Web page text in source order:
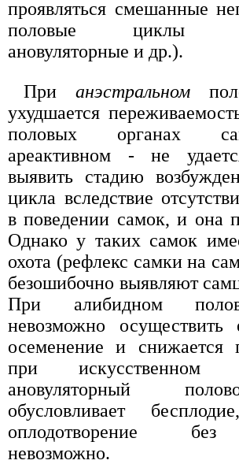
проявляться смешанные
половые циклы
ановуляторные и др.).
При анэстральном
ухудшается
половых органах
ареактивном - не
выявить стадию
цикла вследствие
в поведении самок, и она
Однако у таких самок
охота (рефлекс самки на
безошибочно выявляют
При алибидном
невозможно осуществить
осеменение и снижается
при искусственном
ановуляторный
обусловливает
оплодотворение
невозможно.